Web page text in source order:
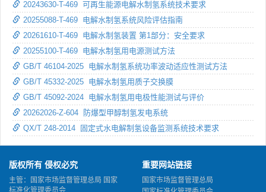
20243630-T-469 可再生能源电解水制氢系统技术要求
20255088-T-469 电解水制氢系统风险评估指南
20261610-T-469 电解水制氢装置 第1部分：安全要求
20255100-T-469 电解水制氢用电源测试方法
GB/T 46104-2025 电解水制氢系统功率波动适应性测试方法
GB/T 45332-2025 电解水制氢用质子交换膜
GB/T 45092-2024 电解水制氢用电极性能测试与评价
20262026-Z-604 防爆型甲醇制氢发电系统
QX/T 248-2014 固定式水电解制氢设备监测系统技术要求
版权所有 侵权必究
主管：国家市场监督管理总局 国家
标准化管理委员会
重要网站链接
国家市场监督管理总局